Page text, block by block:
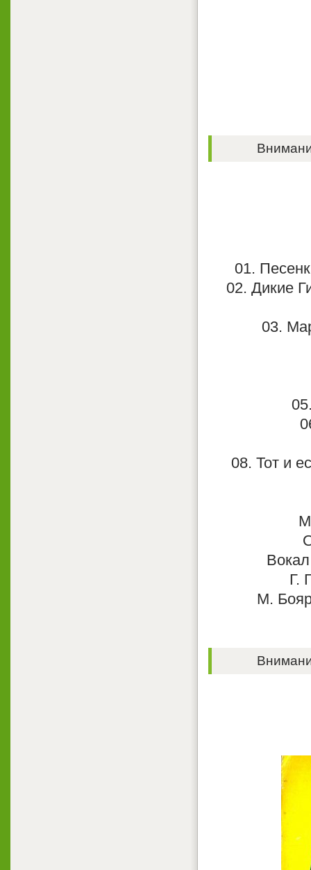
01.
02. Дикие
03.
08. Тот и
Г.
М.